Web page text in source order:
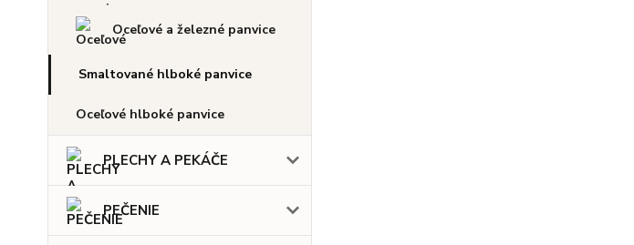
Oceľové a železné panvice
Smaltované hlboké panvice
Oceľové hlboké panvice
PLECHY A PEKÁČE
PEČENIE